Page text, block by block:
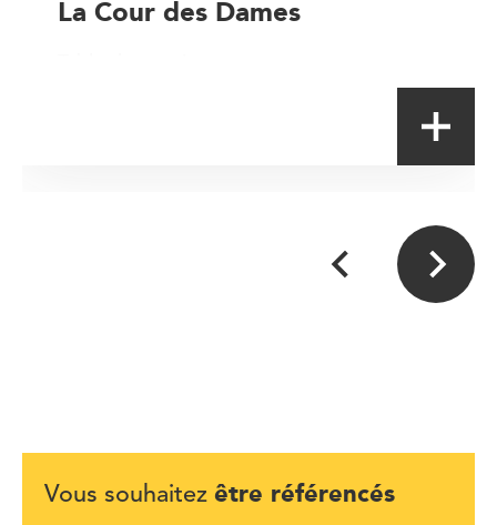
La Cour des Dames
Vous souhaitez être référencés